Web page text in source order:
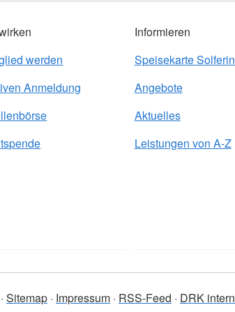
werden
Anmeldung
Informieren
Speisekarte
Angebote
Aktuelles
Leistungen von A-Z
Sitemap Impressum RSS-Feed DRK intern